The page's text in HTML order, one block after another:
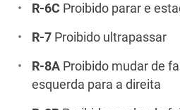
R-6C Proibido parar e
R-7 Proibido ultrapassar
R-8A Proibido mudar de
esquerda para a direita